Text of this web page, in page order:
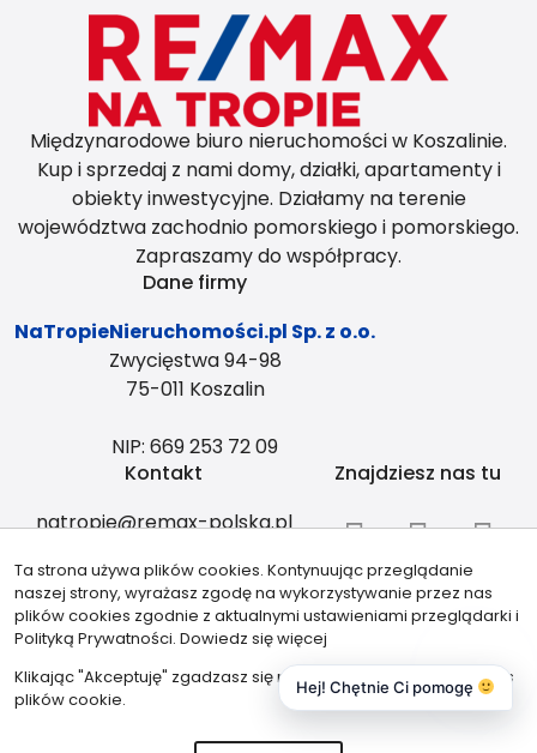
Międzynarodowe biuro nieruchomości w Koszalinie.
Kup i sprzedaj z nami domy, działki, apartamenty i
obiekty inwestycyjne. Działamy na terenie
województwa zachodnio pomorskiego i pomorskiego.
Zapraszamy do współpracy.
Dane firmy
NaTropieNieruchomości.pl Sp. z o.o.
Zwycięstwa 94-98
75-011 Koszalin
NIP: 669 253 72 09
Kontakt
natropie@remax-polska.pl
+48 883 334 408
Znajdziesz nas tu
Partnerzy
Ta strona używa plików cookies. Kontynuując przeglądanie
naszej strony, wyrażasz zgodę na wykorzystywanie przez nas
plików cookies zgodnie z aktualnymi ustawieniami przeglądarki i
Polityką Prywatności. Dowiedz się więcej
Klikając "Akceptuję" zgadzasz się na wykorzystywanie przez nas
plików cookie.
Hej! Chętnie Ci pomogę